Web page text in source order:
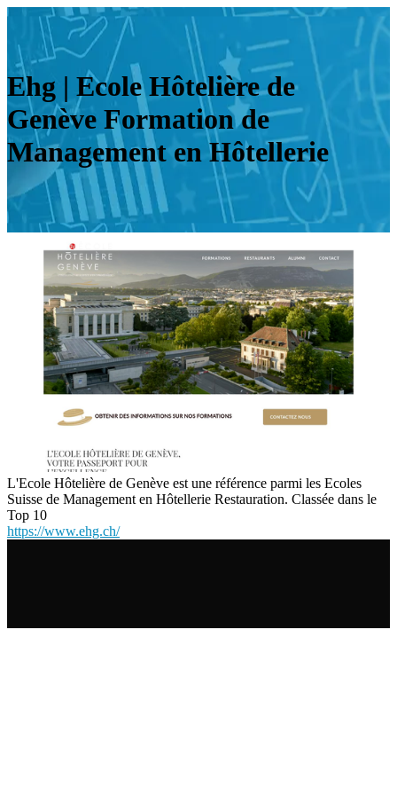
Ehg | Ecole Hôtelière de
Genève Formation de
Management en Hôtellerie
L'Ecole Hôtelière de Genève est une référence parmi les Ecoles
Suisse de Management en Hôtellerie Restauration. Classée dans le
Top 10
https://www.ehg.ch/